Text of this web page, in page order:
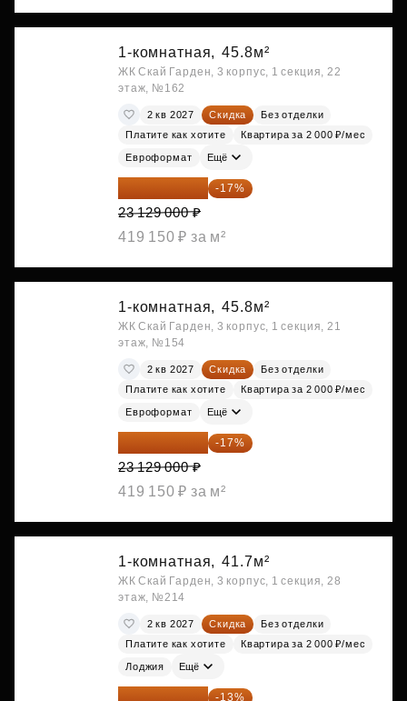
1-комнатная, 45.8м²
ЖК Скай Гарден, 3 корпус, 1 секция, 22
этаж, №162
2 кв 2027 Скидка
Без отделки
Платите как хотите
Квартира за 2 000 ₽/мес
Евроформат Ещё
19 197 070 ₽ -17%
23 129 000 ₽
419 150 ₽ за м²
1-комнатная, 45.8м²
ЖК Скай Гарден, 3 корпус, 1 секция, 21
этаж, №154
2 кв 2027 Скидка
Без отделки
Платите как хотите
Квартира за 2 000 ₽/мес
Евроформат Ещё
19 197 070 ₽ -17%
23 129 000 ₽
419 150 ₽ за м²
1-комнатная, 41.7м²
ЖК Скай Гарден, 3 корпус, 1 секция, 28
этаж, №214
2 кв 2027 Скидка
Без отделки
Платите как хотите
Квартира за 2 000 ₽/мес
Лоджия Ещё
19 209 731 ₽ -13%